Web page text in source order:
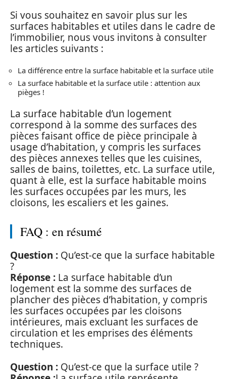
Si vous souhaitez en savoir plus sur les
surfaces habitables et utiles dans le cadre de
l’immobilier, nous vous invitons à consulter
les articles suivants :
La différence entre la surface habitable et la surface utile
La surface habitable et la surface utile : attention aux
pièges !
La surface habitable d’un logement
correspond à la somme des surfaces des
pièces faisant office de pièce principale à
usage d’habitation, y compris les surfaces
des pièces annexes telles que les cuisines,
salles de bains, toilettes, etc. La surface utile,
quant à elle, est la surface habitable moins
les surfaces occupées par les murs, les
cloisons, les escaliers et les gaines.
FAQ : en résumé
Question : Qu’est-ce que la surface habitable
?
Réponse : La surface habitable d’un
logement est la somme des surfaces de
plancher des pièces d’habitation, y compris
les surfaces occupées par les cloisons
intérieures, mais excluant les surfaces de
circulation et les emprises des éléments
techniques.
Question : Qu’est-ce que la surface utile ?